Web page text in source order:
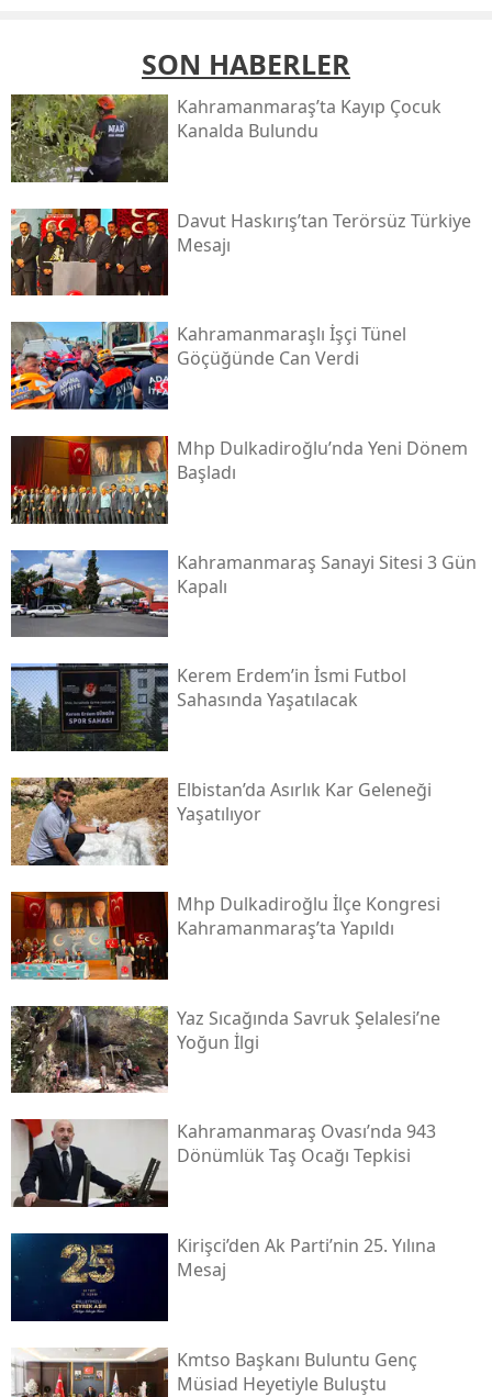
SON HABERLER
Kahramanmaraş’ta Kayıp Çocuk
Kanalda Bulundu
Davut Haskırış’tan Terörsüz Türkiye
Mesajı
Kahramanmaraşlı İşçi Tünel
Göçüğünde Can Verdi
Mhp Dulkadiroğlu’nda Yeni Dönem
Başladı
Kahramanmaraş Sanayi Sitesi 3 Gün
Kapalı
Kerem Erdem’in İsmi Futbol
Sahasında Yaşatılacak
Elbistan’da Asırlık Kar Geleneği
Yaşatılıyor
Mhp Dulkadiroğlu İlçe Kongresi
Kahramanmaraş’ta Yapıldı
Yaz Sıcağında Savruk Şelalesi’ne
Yoğun İlgi
Kahramanmaraş Ovası’nda 943
Dönümlük Taş Ocağı Tepkisi
Kirişci’den Ak Parti’nin 25. Yılına
Mesaj
Kmtso Başkanı Buluntu Genç
Müsi̇ad Heyetiyle Buluştu